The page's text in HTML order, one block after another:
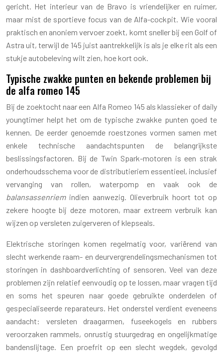
gericht. Het interieur van de Bravo is vriendelijker en ruimer,
maar mist de sportieve focus van de Alfa-cockpit. Wie vooral
praktisch en anoniem vervoer zoekt, komt sneller bij een Golf of
Astra uit, terwijl de 145 juist aantrekkelijk is als je elke rit als een
stukje autobeleving wilt zien, hoe kort ook.
Typische zwakke punten en bekende problemen bij
de alfa romeo 145
Bij de zoektocht naar een Alfa Romeo 145 als klassieker of daily
youngtimer helpt het om de typische zwakke punten goed te
kennen. De eerder genoemde roestzones vormen samen met
enkele technische aandachtspunten de belangrijkste
beslissingsfactoren. Bij de Twin Spark-motoren is een strak
onderhoudsschema voor de distributieriem essentieel, inclusief
vervanging van rollen, waterpomp en vaak ook de
balansassenriemindien aanwezig. Olieverbruik hoort tot op
zekere hoogte bij deze motoren, maar extreem verbruik kan
wijzen op versleten zuigerveren of klepseals.
Elektrische storingen komen regelmatig voor, variërend van
slecht werkende raam- en deurvergrendelingsmechanismen tot
storingen in dashboardverlichting of sensoren. Veel van deze
problemen zijn relatief eenvoudig op te lossen, maar vragen tijd
en soms het speuren naar goede gebruikte onderdelen of
gespecialiseerde reparateurs. Het onderstel verdient eveneens
aandacht: versleten draagarmen, fuseekogels en rubbers
veroorzaken rammels, onrustig stuurgedrag en ongelijkmatige
bandenslijtage. Een proefrit op een slecht wegdek, gevolgd